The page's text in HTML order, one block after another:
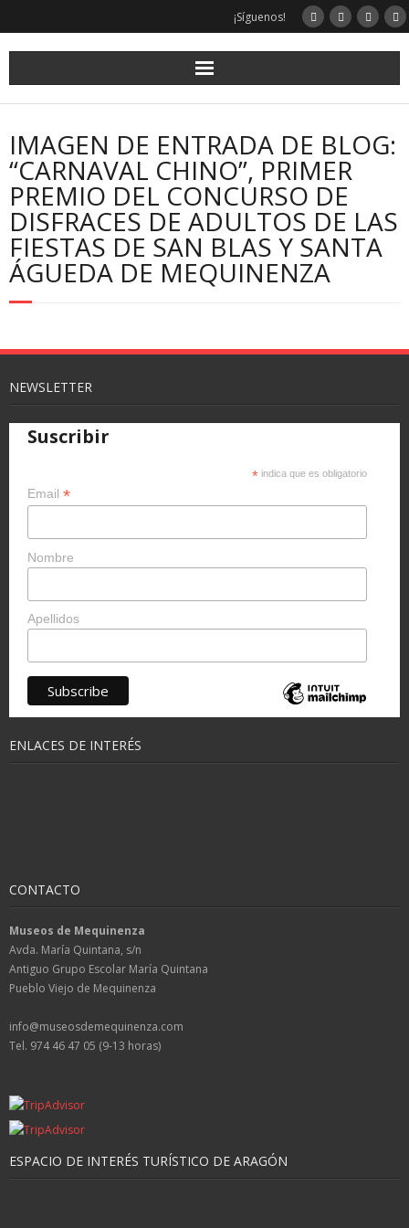
¡Síguenos!
IMAGEN DE ENTRADA DE BLOG:
“CARNAVAL CHINO”, PRIMER
PREMIO DEL CONCURSO DE
DISFRACES DE ADULTOS DE LAS
FIESTAS DE SAN BLAS Y SANTA
ÁGUEDA DE MEQUINENZA
NEWSLETTER
Suscribir
* indica que es obligatorio
Email *
Nombre
Apellidos
ENLACES DE INTERÉS
CONTACTO
Museos de Mequinenza
Avda. María Quintana, s/n
Antiguo Grupo Escolar María Quintana
Pueblo Viejo de Mequinenza
info@museosdemequinenza.com
Tel. 974 46 47 05 (9-13 horas)
ESPACIO DE INTERÉS TURÍSTICO DE ARAGÓN